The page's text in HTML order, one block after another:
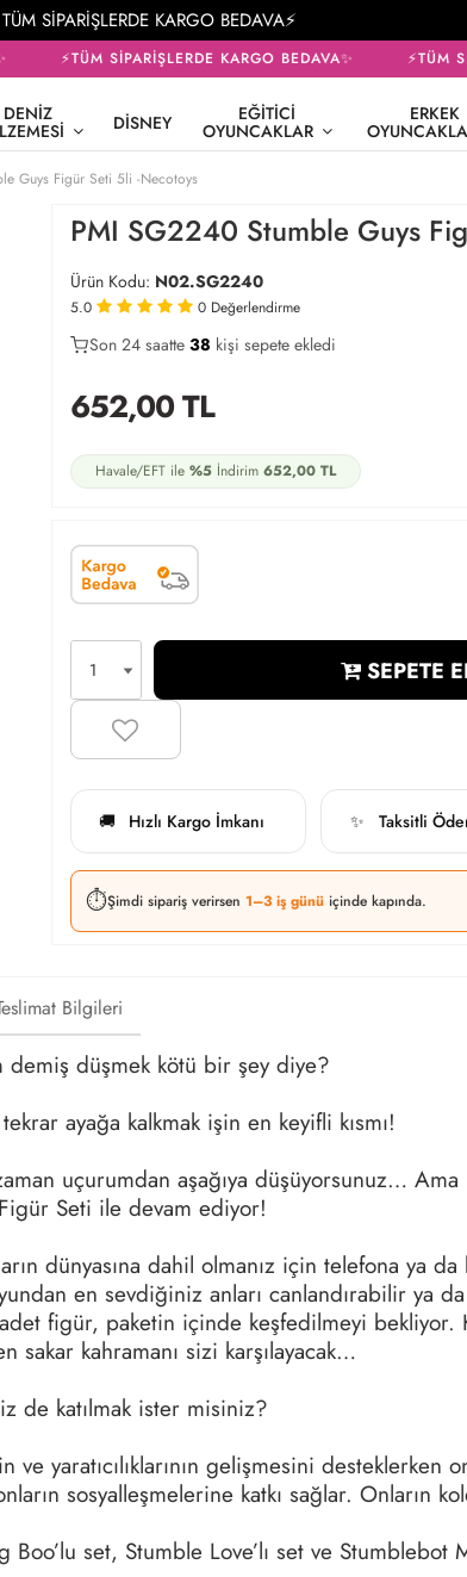
TÜM SİPARİŞLERDE KARGO BEDAVA⚡
⚡TÜM SİPARİŞLERDE KARGO BEDAVA✨ ⚡TÜM
DENIZ DISNEY EĞITICI
OYUNCAKLAR
ERKEK
Guys Figür Seti 5li -Necotoys
PMI SG2240 Stumble Guys
Ürün Kodu: N02.SG2240
5.0 0 Değerlendirme
26
Son 24 saatte 40 kişi sepete ekledi
9
652,00TL
Havale/EFT ile %5İndirim 652,00TL
SEPETE
🚚 Hızlı Kargo İmkanı ✨ Taksitli
⏱️Şimdi sipariş verirsen 1–3 iş günü içinde kapında.
Bilgileri
demiş düşmek kötü bir şey diye?
ayağa kalkmak işin en keyifli kısmı!
uçurumdan aşağıya düşüyorsunuz…
Seti ile devam ediyor!
dünyasına dahil olmanız için telefona ya da
en sevdiğiniz anları canlandırabilir ya
figür, paketin içinde keşfedilmeyi bekliyor.
kahramanı sizi karşılayacak…
de katılmak ister misiniz?
yaratıcılıklarının gelişmesini desteklerken
sosyalleşmelerine katkı sağlar. Onların
set, Stumble Love’lı set ve Stumblebot